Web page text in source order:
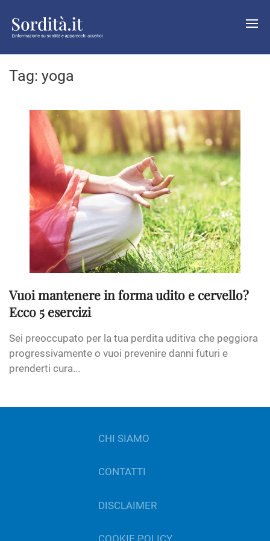
Tag: yoga
Vuoi mantenere in forma udito e cervello?
Ecco 5 esercizi
Sei preoccupato per la tua perdita uditiva che peggiora
progressivamente o vuoi prevenire danni futuri e
prenderti cura...
CHI SIAMO
CONTATTI
DISCLAIMER